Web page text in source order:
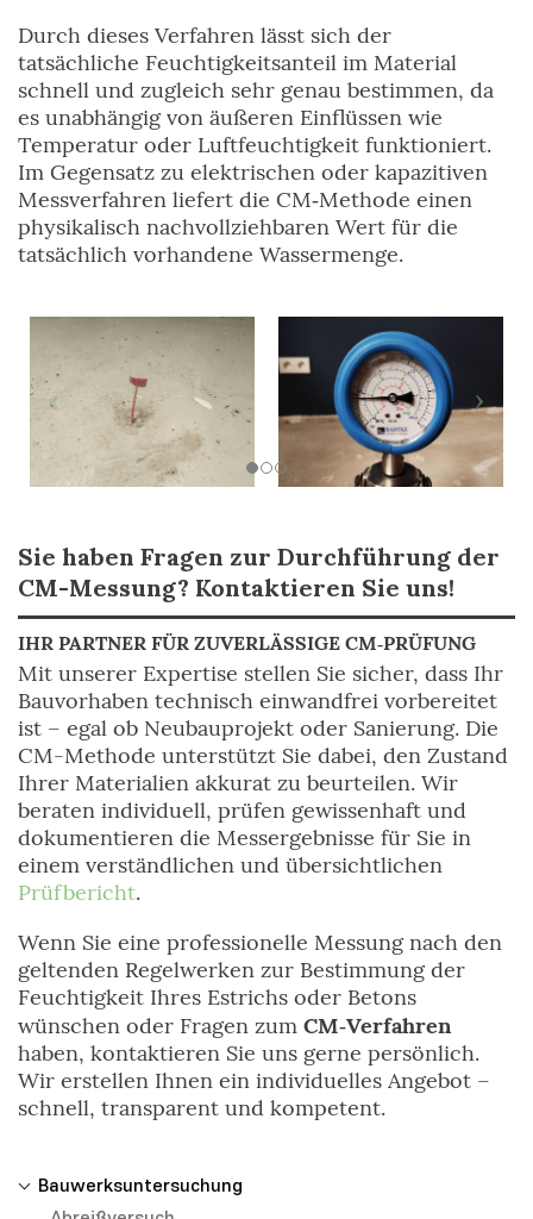
Bauwerksuntersuchung
Durch dieses Verfahren lässt sich der
tatsächliche Feuchtigkeitsanteil im Material
schnell und zugleich sehr genau bestimmen, da
es unabhängig von äußeren Einflüssen wie
Temperatur oder Luftfeuchtigkeit funktioniert.
Im Gegensatz zu elektrischen oder kapazitiven
Messverfahren liefert die CM‑Methode einen
physikalisch nachvollziehbaren Wert für die
tatsächlich vorhandene Wassermenge.
Sie haben Fragen zur Durchführung der
CM-Messung? Kontaktieren Sie uns!
IHR PARTNER FÜR ZUVERLÄSSIGE CM‑PRÜFUNG
Mit unserer Expertise stellen Sie sicher, dass Ihr
Bauvorhaben technisch einwandfrei vorbereitet
ist – egal ob Neubauprojekt oder Sanierung. Die
CM-Methode unterstützt Sie dabei, den Zustand
Ihrer Materialien akkurat zu beurteilen. Wir
beraten individuell, prüfen gewissenhaft und
dokumentieren die Messergebnisse für Sie in
einem verständlichen und übersichtlichen
Prüfbericht.
Wenn Sie eine professionelle Messung nach den
geltenden Regelwerken zur Bestimmung der
Feuchtigkeit Ihres Estrichs oder Betons
wünschen oder Fragen zum CM‑Verfahren
haben, kontaktieren Sie uns gerne persönlich.
Wir erstellen Ihnen ein individuelles Angebot –
schnell, transparent und kompetent.